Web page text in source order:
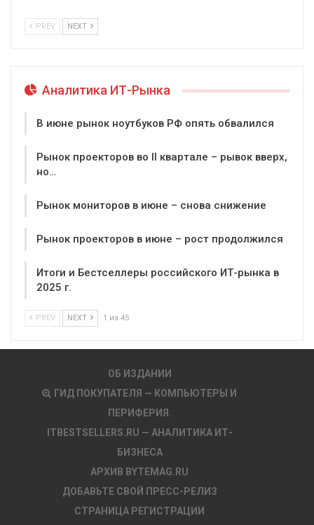
PREV NEXT
Аналитика ИТ-Рынка
В июне рынок ноутбуков РФ опять обвалился
Рынок проекторов во II квартале – рывок вверх,
но…
Рынок мониторов в июне – снова снижение
Рынок проекторов в июне – рост продолжился
Итоги и Бестселлеры российского ИТ-рынка в
2025 г.
PREV NEXT 1 из 45
ОБ ИЗДАНИИ
ГИД ПОКУПАТЕЛЯ — КОМПЬЮТЕРЫ И
ПЕРИФЕРИЯ.
ITBESTSELLERS.RU — АНАЛИТИКА ИТ-
БИЗНЕСА
АРХИВ BYTEMAG.RU
ДОБАВЬТЕ СВОЙ ПРЕСС-РЕЛИЗ
СТРАНИЦА РЕГИСТРАЦИИ